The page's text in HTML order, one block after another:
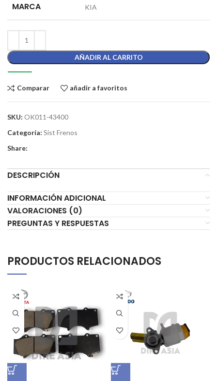
MARCA KIA
AÑADIR AL CARRITO
Comparar añadir a favoritos
SKU: OK011-43400
Categoría: Sist Frenos
Share:
DESCRIPCIÓN
INFORMACIÓN ADICIONAL
VALORACIONES (0)
PREGUNTAS Y RESPUESTAS
PRODUCTOS RELACIONADOS